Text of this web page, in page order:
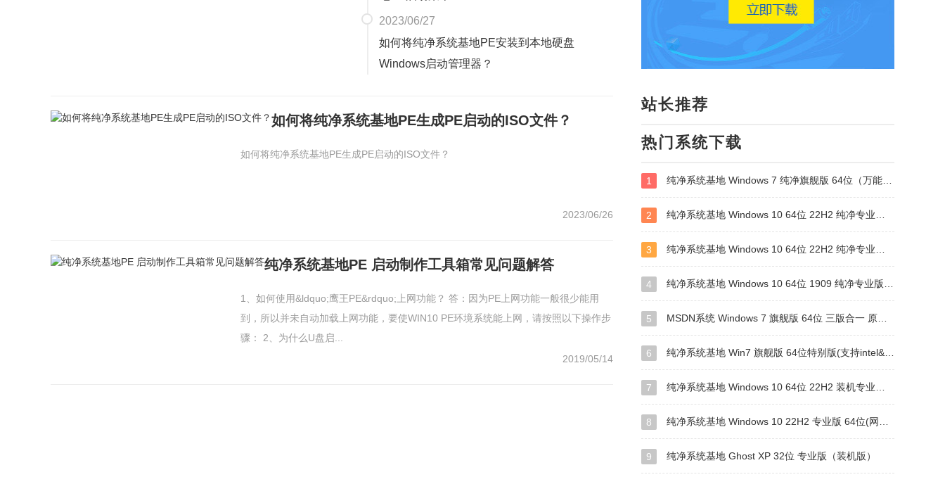
2023/06/27
如何将纯净系统基地PE安装到本地硬盘
Windows启动管理器？
如何将纯净系统基地PE生成PE启动的ISO文件？
如何将纯净系统基地PE生成PE启动的ISO文件？
2023/06/26
纯净系统基地PE 启动制作工具箱常见问题解答
1、如何使用&ldquo;鹰王PE&rdquo;上网功能？ 答：因为PE上网功能一般很少能用
到，所以并未自动加载上网功能，要使WIN10 PE环境系统能上网，请按照以下操作步
骤： 2、为什么U盘启...
2019/05/14
站长推荐
热门系统下载
1 纯净系统基地 Windows 7 纯净旗舰版 64位（万能驱动版）
2 纯净系统基地 Windows 10 64位 22H2 纯净专业版（驱动总裁版）
3 纯净系统基地 Windows 10 64位 22H2 纯净专业版（万能驱动版）
4 纯净系统基地 Windows 10 64位 1909 纯净专业版（万能驱动版）
5 MSDN系统 Windows 7 旗舰版 64位 三版合一 原版系统
6 纯净系统基地 Win7 旗舰版 64位特别版(支持intel&amd最新硬件)
7 纯净系统基地 Windows 10 64位 22H2 装机专业版（万能驱动版）
8 纯净系统基地 Windows 10 22H2 专业版 64位(网卡版)
9 纯净系统基地 Ghost XP 32位 专业版（装机版）